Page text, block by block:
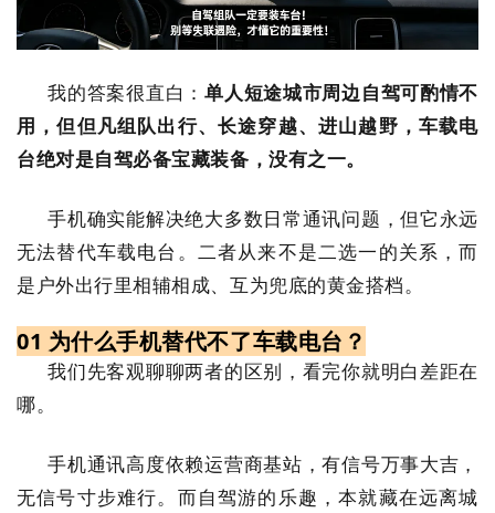
我的答案很直白：单人短途城市周边自驾可酌情不
用，但但凡组队出行、长途穿越、进山越野，车载电
台绝对是自驾必备宝藏装备，没有之一。
手机确实能解决绝大多数日常通讯问题，但它永远
无法替代车载电台。二者从来不是二选一的关系，而
是户外出行里相辅相成、互为兜底的黄金搭档。
01 为什么手机替代不了车载电台？
我们先客观聊聊两者的区别，看完你就明白差距在
哪。
手机通讯高度依赖运营商基站，有信号万事大吉，
无信号寸步难行。而自驾游的乐趣，本就藏在远离城